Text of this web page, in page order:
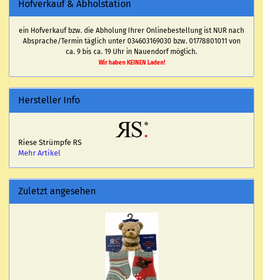
Hofverkauf & Abholstation
ein Hofverkauf bzw. die Abholung Ihrer Onlinebestellung ist NUR nach
Absprache/Termin täglich unter 034603169030 bzw. 01778801011 von
ca. 9 bis ca. 19 Uhr in Nauendorf möglich.
Wir haben KEINEN Laden!
Hersteller Info
Riese Strümpfe RS
Mehr Artikel
Zuletzt angesehen